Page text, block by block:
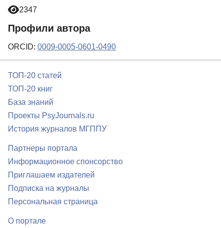
2347
Профили автора
ORCID: 0009-0005-0601-0490
ТОП-20 статей
ТОП-20 книг
База знаний
Проекты PsyJournals.ru
История журналов МГППУ
Партнеры портала
Информационное спонсорство
Приглашаем издателей
Подписка на журналы
Персональная страница
О портале